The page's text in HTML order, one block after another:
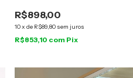
R$898,00
10x de R$89,80 sem juros
R$853,10 com Pix